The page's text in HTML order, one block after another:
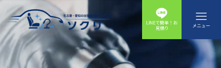
LINEで簡単！お
見積り メニュー